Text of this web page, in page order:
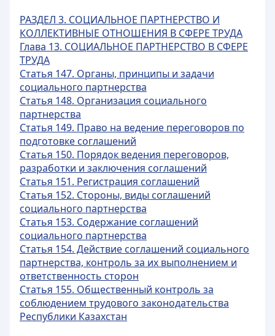
РАЗДЕЛ 3. СОЦИАЛЬНОЕ ПАРТНЕРСТВО И
КОЛЛЕКТИВНЫЕ ОТНОШЕНИЯ В СФЕРЕ ТРУДА
Глава 13. СОЦИАЛЬНОЕ ПАРТНЕРСТВО В СФЕРЕ
ТРУДА
Статья 147. Органы, принципы и задачи
социального партнерства
Статья 148. Организация социального
партнерства
Статья 149. Право на ведение переговоров по
подготовке соглашений
Статья 150. Порядок ведения переговоров,
разработки и заключения соглашений
Статья 151. Регистрация соглашений
Статья 152. Стороны, виды соглашений
социального партнерства
Статья 153. Содержание соглашений
социального партнерства
Статья 154. Действие соглашений социального
партнерства, контроль за их выполнением и
ответственность сторон
Статья 155. Общественный контроль за
соблюдением трудового законодательства
Республики Казахстан